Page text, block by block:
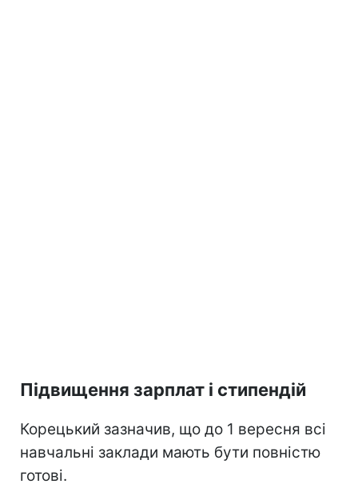
Підвищення зарплат і стипендій
Корецький зазначив, що до 1 вересня всі
навчальні заклади мають бути повністю
готові.